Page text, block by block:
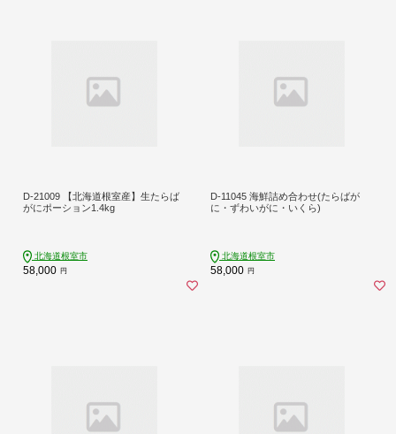
D-21009 【北海道根室産】生たらば
がにポーション1.4kg
北海道根室市
58,000 円
D-11045 海鮮詰め合わせ(たらばが
に・ずわいがに・いくら)
北海道根室市
58,000 円